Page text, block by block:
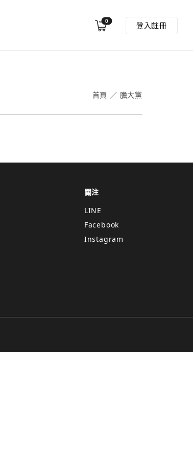
0 登入註冊
首頁 ／ 膽大黨
關注
LINE
Facebook
Instagram